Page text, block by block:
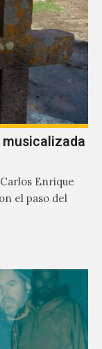
musicalizada
Enrique
el paso del